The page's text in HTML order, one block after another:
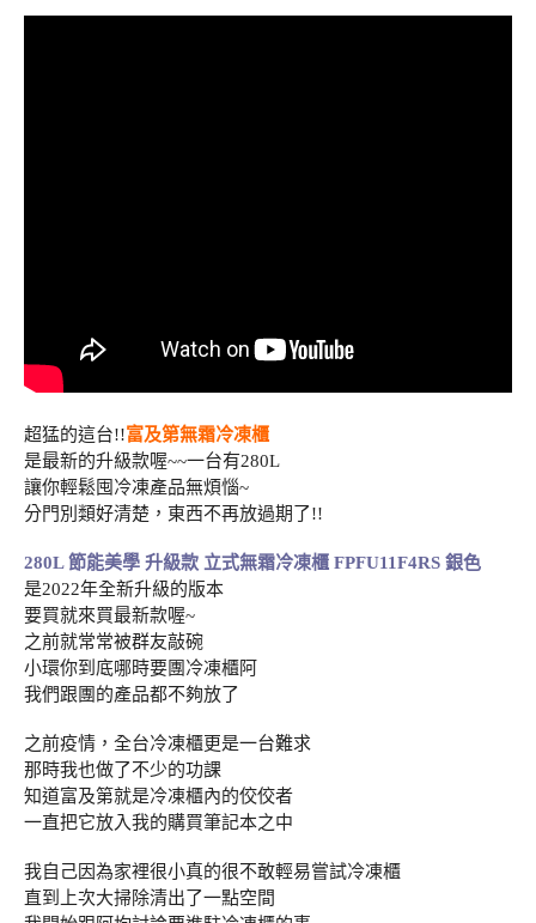
超猛的這台!!富及第無霜冷凍櫃
是最新的升級款喔~~一台有280L
讓你輕鬆囤冷凍產品無煩惱~
分門別類好清楚，東西不再放過期了!!
280L 節能美學 升級款 立式無霜冷凍櫃 FPFU11F4RS 銀色
是2022年全新升級的版本
要買就來買最新款喔~
之前就常常被群友敲碗
小環你到底哪時要團冷凍櫃阿
我們跟團的產品都不夠放了
之前疫情，全台冷凍櫃更是一台難求
那時我也做了不少的功課
知道富及第就是冷凍櫃內的佼佼者
一直把它放入我的購買筆記本之中
我自己因為家裡很小真的很不敢輕易嘗試冷凍櫃
直到上次大掃除清出了一點空間